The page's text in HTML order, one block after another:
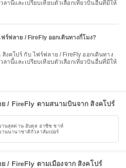
ลานี้และเปรียบเทียบตัวเลือกเที่ยวบินอื่นที่มีให้
ร์ฟลาย / FireFly ออกเดินทางกี่โมง?
ลานี้และเปรียบเทียบตัวเลือกเที่ยวบินอื่นที่มีให้
/ FireFly ตามสนามบินจาก สิงคโปร์
านสุลต่าน อับดุล อาซิซ ชาห์
านนานาชาติกัวลาลัมเปอร์
/ FireFly ตามเมืองจาก สิงคโปร์